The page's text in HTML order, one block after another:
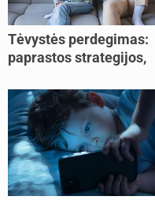
Tėvystės perdegimas:
paprastos strategijos,
jėgas